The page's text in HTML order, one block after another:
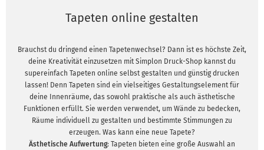
Tapeten online gestalten
Brauchst du dringend einen Tapetenwechsel? Dann ist es höchste Zeit,
deine Kreativität einzusetzen mit Simplon Druck-Shop kannst du
supereinfach Tapeten online selbst gestalten und günstig drucken
lassen! Denn Tapeten sind ein vielseitiges Gestaltungselement für
deine Innenräume, das sowohl praktische als auch ästhetische
Funktionen erfüllt. Sie werden verwendet, um Wände zu bedecken,
Räume individuell zu gestalten und bestimmte Stimmungen zu
erzeugen. Was kann eine neue Tapete?
Ästhetische Aufwertung: Tapeten bieten eine große Auswahl an